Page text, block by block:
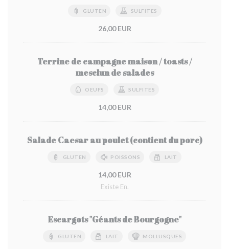
GLUTEN SULFITES
26,00 EUR
Terrine de campagne maison / toasts /
mesclun de salades
OEUFS SULFITES
14,00 EUR
Salade Caesar au poulet (contient du porc)
GLUTEN POISSONS LAIT
14,00 EUR
Existe En.
Escargots "Géants de Bourgogne"
GLUTEN LAIT MOLLUSQUES